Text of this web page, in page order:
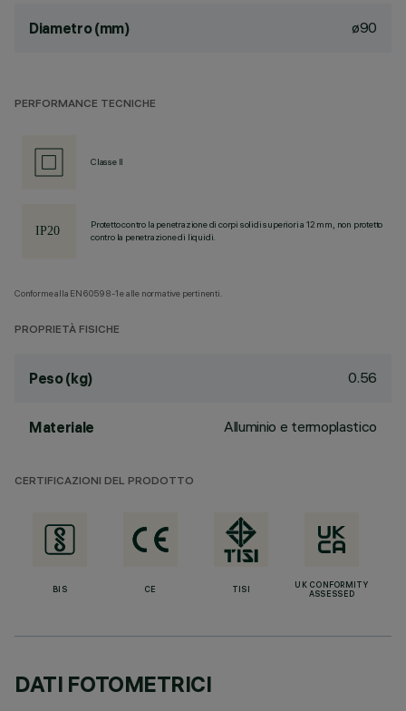
Diametro (mm) ø90
PERFORMANCE TECNICHE
Classe II
Protetto contro la penetrazione di corpi solidi superiori a 12 mm, non protetto
contro la penetrazione di liquidi.
Conforme alla EN60598-1 e alle normative pertinenti.
PROPRIETÀ FISICHE
Peso (kg) 0.56
Materiale Alluminio e termoplastico
CERTIFICAZIONI DEL PRODOTTO
BIS CE TISI
UK CONFORMITY
ASSESSED
DATI FOTOMETRICI